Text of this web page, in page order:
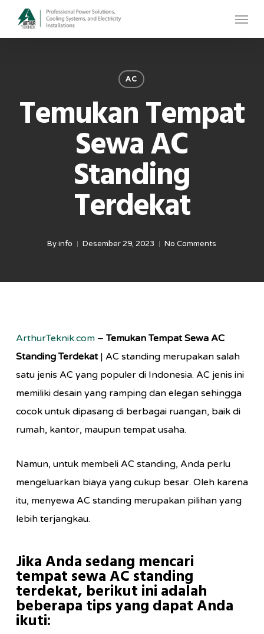
Menu
AC
Temukan Tempat
Sewa AC
Standing
Terdekat
By info Desember 29, 2023 No Comments
ArthurTeknik.com–Temukan Tempat Sewa AC
Standing Terdekat | AC standing merupakan salah
satu jenis AC yang populer di Indonesia. AC jenis ini
memiliki desain yang ramping dan elegan sehingga
cocok untuk dipasang di berbagai ruangan, baik di
rumah, kantor, maupun tempat usaha.
Namun, untuk membeli AC standing, Anda perlu
mengeluarkan biaya yang cukup besar. Oleh karena
itu, menyewa AC standing merupakan pilihan yang
lebih terjangkau.
Jika Anda sedang mencari
tempat sewa AC standing
terdekat, berikut ini adalah
beberapa tips yang dapat Anda
ikuti: